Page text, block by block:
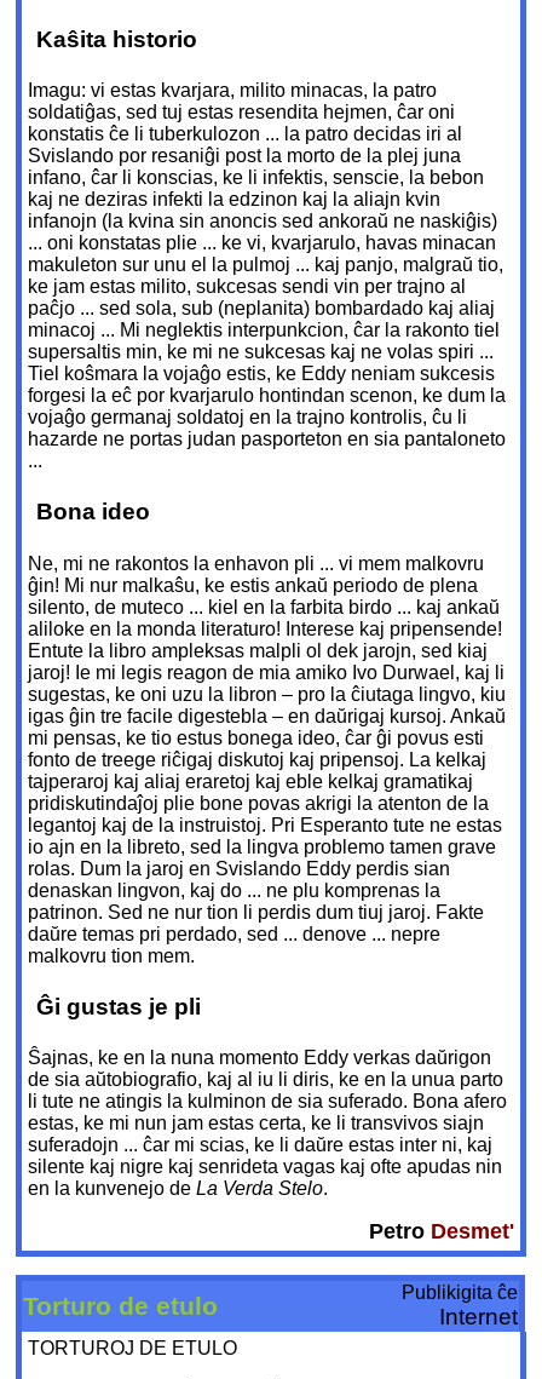
Kaŝita historio
Imagu: vi estas kvarjara, milito minacas, la patro
soldatiĝas, sed tuj estas resendita hejmen, ĉar oni
konstatis ĉe li tuberkulozon ... la patro decidas iri al
Svislando por resaniĝi post la morto de la plej juna
infano, ĉar li konscias, ke li infektis, senscie, la bebon
kaj ne deziras infekti la edzinon kaj la aliajn kvin
infanojn (la kvina sin anoncis sed ankoraŭ ne naskiĝis)
... oni konstatas plie ... ke vi, kvarjarulo, havas minacan
makuleton sur unu el la pulmoj ... kaj panjo, malgraŭ tio,
ke jam estas milito, sukcesas sendi vin per trajno al
paĉjo ... sed sola, sub (neplanita) bombardado kaj aliaj
minacoj ... Mi neglektis interpunkcion, ĉar la rakonto tiel
supersaltis min, ke mi ne sukcesas kaj ne volas spiri ...
Tiel koŝmara la vojaĝo estis, ke Eddy neniam sukcesis
forgesi la eĉ por kvarjarulo hontindan scenon, ke dum la
vojaĝo germanaj soldatoj en la trajno kontrolis, ĉu li
hazarde ne portas judan pasporteton en sia pantaloneto
...
Bona ideo
Ne, mi ne rakontos la enhavon pli ... vi mem malkovru
ĝin! Mi nur malkaŝu, ke estis ankaŭ periodo de plena
silento, de muteco ... kiel en la farbita birdo ... kaj ankaŭ
aliloke en la monda literaturo! Interese kaj pripensende!
Entute la libro ampleksas malpli ol dek jarojn, sed kiaj
jaroj! Ie mi legis reagon de mia amiko Ivo Durwael, kaj li
sugestas, ke oni uzu la libron – pro la ĉiutaga lingvo, kiu
igas ĝin tre facile digestebla – en daŭrigaj kursoj. Ankaŭ
mi pensas, ke tio estus bonega ideo, ĉar ĝi povus esti
fonto de treege riĉigaj diskutoj kaj pripensoj. La kelkaj
tajperaroj kaj aliaj eraretoj kaj eble kelkaj gramatikaj
pridiskutindaĵoj plie bone povas akrigi la atenton de la
legantoj kaj de la instruistoj. Pri Esperanto tute ne estas
io ajn en la libreto, sed la lingva problemo tamen grave
rolas. Dum la jaroj en Svislando Eddy perdis sian
denaskan lingvon, kaj do ... ne plu komprenas la
patrinon. Sed ne nur tion li perdis dum tiuj jaroj. Fakte
daŭre temas pri perdado, sed ... denove ... nepre
malkovru tion mem.
Ĝi gustas je pli
Ŝajnas, ke en la nuna momento Eddy verkas daŭrigon
de sia aŭtobiografio, kaj al iu li diris, ke en la unua parto
li tute ne atingis la kulminon de sia suferado. Bona afero
estas, ke mi nun jam estas certa, ke li transvivos siajn
suferadojn ... ĉar mi scias, ke li daŭre estas inter ni, kaj
silente kaj nigre kaj senrideta vagas kaj ofte apudas nin
en la kunvenejo deLa Verda Stelo.
Petro Desmet'
Torturo de etulo Publikigita ĉe
Internet
TORTUROJ DE ETULO